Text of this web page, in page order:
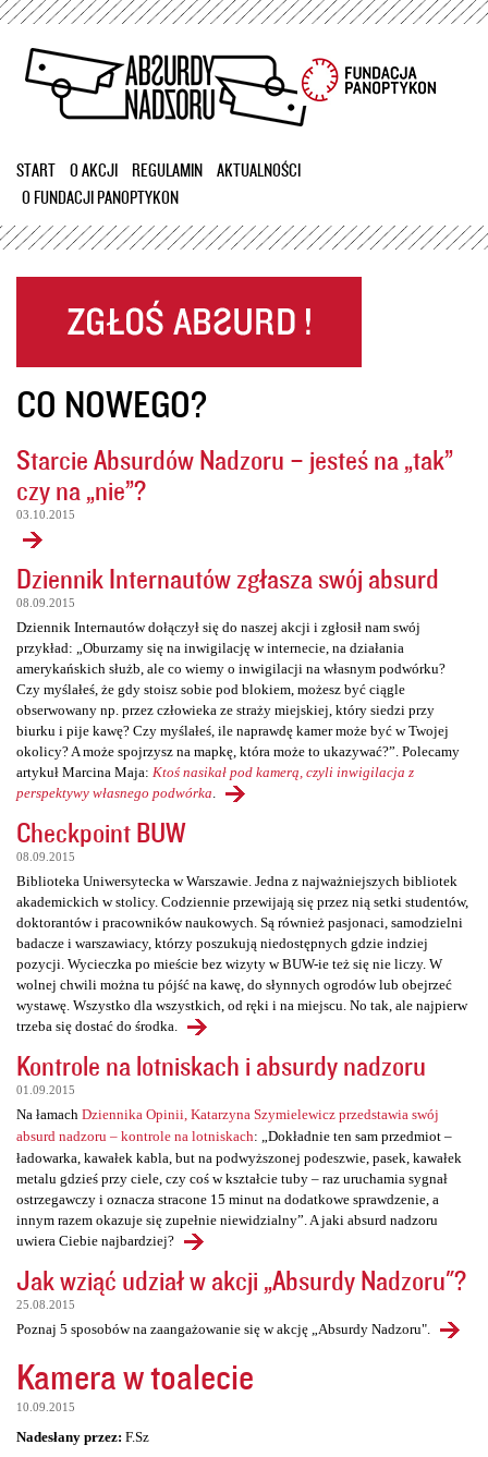
Przejdź
treści
START O AKCJI REGULAMIN
AKTUALNOŚCI
O FUNDACJI PANOPTYKON
CO NOWEGO?
Starcie Absurdów Nadzoru – jesteś na „tak”
czy na „nie”?
03.10.2015
Dziennik Internautów zgłasza swój absurd
08.09.2015
Dziennik Internautów dołączył się do naszej akcji i zgłosił nam swój
przykład: „Oburzamy się na inwigilację w internecie, na działania
amerykańskich służb, ale co wiemy o inwigilacji na własnym podwórku?
Czy myślałeś, że gdy stoisz sobie pod blokiem, możesz być ciągle
obserwowany np. przez człowieka ze straży miejskiej, który siedzi przy
biurku i pije kawę? Czy myślałeś, ile naprawdę kamer może być w Twojej
okolicy? A może spojrzysz na mapkę, która może to ukazywać?”. Polecamy
artykuł Marcina Maja: Ktoś nasikał pod kamerą, czyli inwigilacja z
perspektywy własnego podwórka
Checkpoint BUW
08.09.2015
Biblioteka Uniwersytecka w Warszawie. Jedna z najważniejszych bibliotek
akademickich w stolicy. Codziennie przewijają się przez nią setki studentów,
doktorantów i pracowników naukowych. Są również pasjonaci, samodzielni
badacze i warszawiacy, którzy poszukują niedostępnych gdzie indziej
pozycji. Wycieczka po mieście bez wizyty w BUW-ie też się nie liczy. W
wolnej chwili można tu pójść na kawę, do słynnych ogrodów lub obejrzeć
wystawę. Wszystko dla wszystkich, od ręki i na miejscu. No tak, ale najpierw
trzeba się dostać do środka.
Kontrole na lotniskach i absurdy nadzoru
01.09.2015
Na łamach Dziennika Opinii, Katarzyna Szymielewicz przedstawia swój
absurd nadzoru – kontrole na lotniskach: „Dokładnie ten sam przedmiot –
ładowarka, kawałek kabla, but na podwyższonej podeszwie, pasek, kawałek
metalu gdzieś przy ciele, czy coś w kształcie tuby – raz uruchamia sygnał
ostrzegawczy i oznacza stracone 15 minut na dodatkowe sprawdzenie, a
innym razem okazuje się zupełnie niewidzialny”. A jaki absurd nadzoru
uwiera Ciebie najbardziej?
Jak wziąć udział w akcji „Absurdy Nadzoru"?
25.08.2015
Poznaj 5 sposobów na zaangażowanie się w akcję „Absurdy Nadzoru".
Kamera w toalecie
10.09.2015
Nadesłany przez: F.Sz